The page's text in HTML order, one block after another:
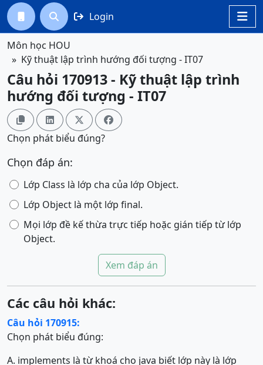

  Login
Môn học HOU
Kỹ thuật lập trình hướng đối tượng - IT07
Câu hỏi 170913 - Kỹ thuật lập trình
hướng đối tượng - IT07
   
Chọn phát biểu đúng?
Chọn đáp án:
Lớp Class là lớp cha của lớp Object.
Lớp Object là một lớp final.
Mọi lớp đề kế thừa trực tiếp hoặc gián tiếp từ lớp
Object.
Xem đáp án
Các câu hỏi khác:
Câu hỏi 170915:
Chọn phát biểu đúng:
A. implements là từ khoá cho java biết lớp này là lớp